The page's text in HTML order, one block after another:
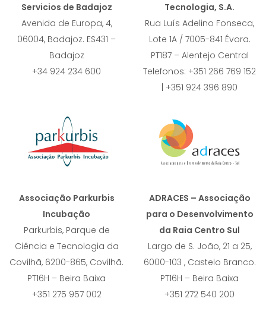
Servicios de Badajoz
Avenida de Europa, 4,
06004, Badajoz. ES431 –
Badajoz
+34 924 234 600
Tecnologia, S.A.
Rua Luís Adelino Fonseca,
Lote 1A / 7005-841 Évora.
PT187 – Alentejo Central
Telefonos: +351 266 769 152
| +351 924 396 890
Associação Parkurbis
Incubação
Parkurbis, Parque de
Ciência e Tecnologia da
Covilhã, 6200-865, Covilhã.
PT16H – Beira Baixa
+351 275 957 002
ADRACES – Associação
para o Desenvolvimento
da Raia Centro Sul
Largo de S. João, 21 a 25,
6000-103 , Castelo Branco.
PT16H – Beira Baixa
+351 272 540 200